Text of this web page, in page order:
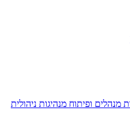
ופיתוח מנהיגות ניהולית